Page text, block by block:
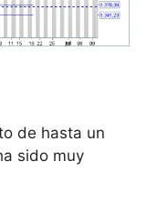
de hasta un
sido muy